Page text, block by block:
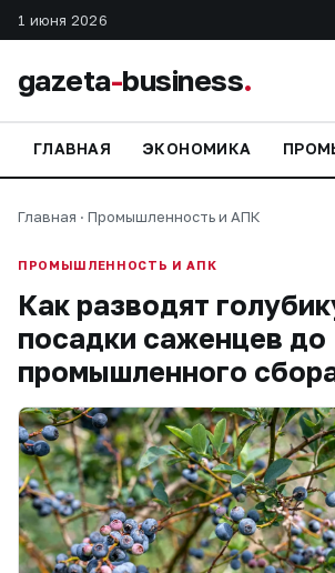
1 июня 2026
gazeta-business.
ГЛАВНАЯ ЭКОНОМИКА
Главная · Промышленность и АПК
ПРОМЫШЛЕННОСТЬ И АПК
Как разводят
посадки саженцев до
промышленного